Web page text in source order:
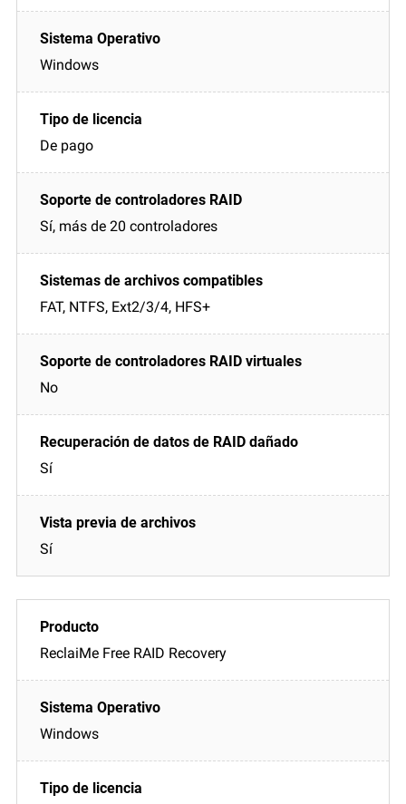
Windows
De pago
Sí, más de 20 controladores
FAT, NTFS, Ext2/3/4, HFS+
No
Sí
Sí
ReclaiMe Free RAID Recovery
Windows